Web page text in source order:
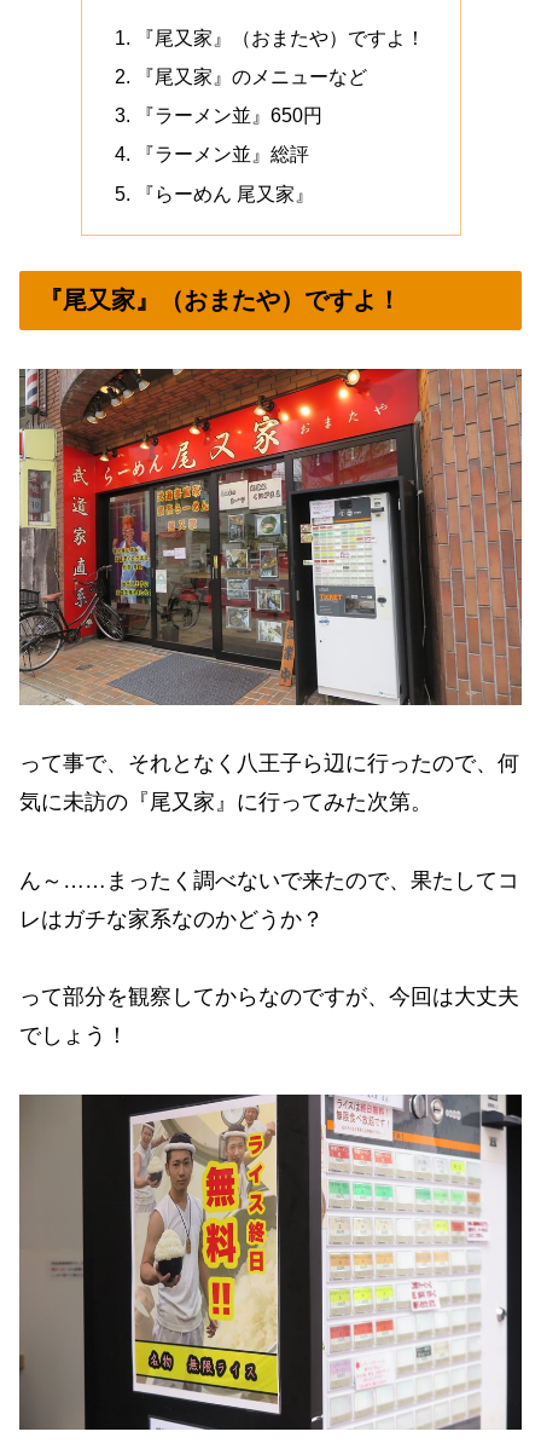
『尾又家』（おまたや）ですよ！
『尾又家』のメニューなど
『ラーメン並』650円
『ラーメン並』総評
『らーめん 尾又家』
『尾又家』（おまたや）ですよ！
って事で、それとなく八王子ら辺に行ったので、何
気に未訪の『尾又家』に行ってみた次第。
ん～……まったく調べないで来たので、果たしてコ
レはガチな家系なのかどうか？
って部分を観察してからなのですが、今回は大丈夫
でしょう！